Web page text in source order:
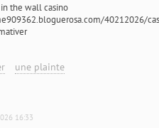
the wall casino
40212026/
une plainte
16:33